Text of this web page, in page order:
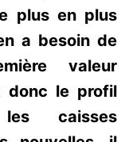
plus en plus
a besoin de
valeur
donc le profil
caisses